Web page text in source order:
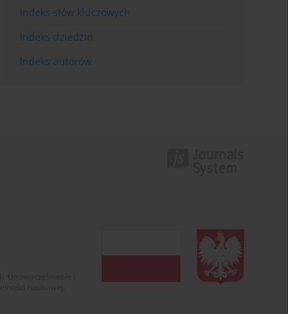
Indeks słów kluczowych
Indeks dziedzin
Indeks autorów